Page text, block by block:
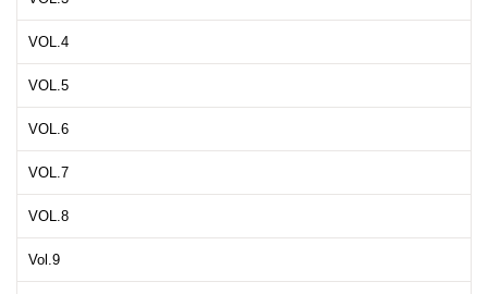
VOL.4
VOL.5
VOL.6
VOL.7
VOL.8
Vol.9